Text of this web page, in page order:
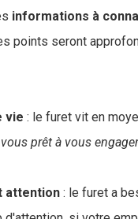
informations à
points seront
vie : le furet vit en
prêt à vous
attention : le furet a